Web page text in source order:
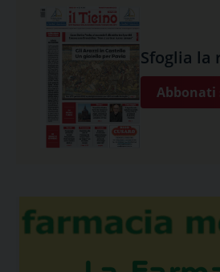
Sfoglia la
Abbonati